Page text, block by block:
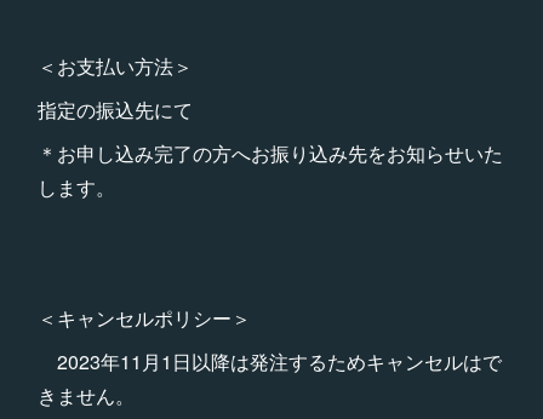
＜お支払い方法＞
指定の振込先にて
＊お申し込み完了の方へお振り込み先をお知らせいた
します。
＜キャンセルポリシー＞
2023年11月1日以降は発注するためキャンセルはで
きません。